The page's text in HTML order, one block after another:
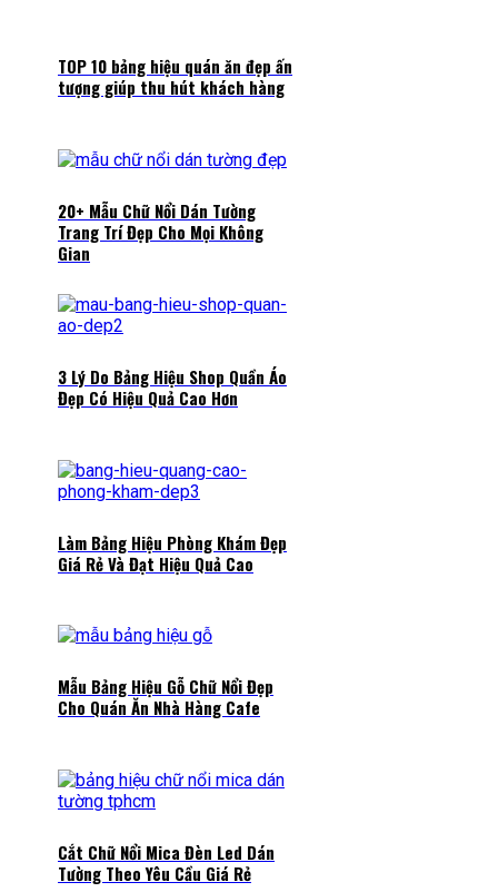
TOP 10 bảng hiệu quán ăn đẹp ấn
tượng giúp thu hút khách hàng
20+ Mẫu Chữ Nổi Dán Tường
Trang Trí Đẹp Cho Mọi Không
Gian
3 Lý Do Bảng Hiệu Shop Quần Áo
Đẹp Có Hiệu Quả Cao Hơn
Làm Bảng Hiệu Phòng Khám Đẹp
Giá Rẻ Và Đạt Hiệu Quả Cao
Mẫu Bảng Hiệu Gỗ Chữ Nổi Đẹp
Cho Quán Ăn Nhà Hàng Cafe
Cắt Chữ Nổi Mica Đèn Led Dán
Tường Theo Yêu Cầu Giá Rẻ